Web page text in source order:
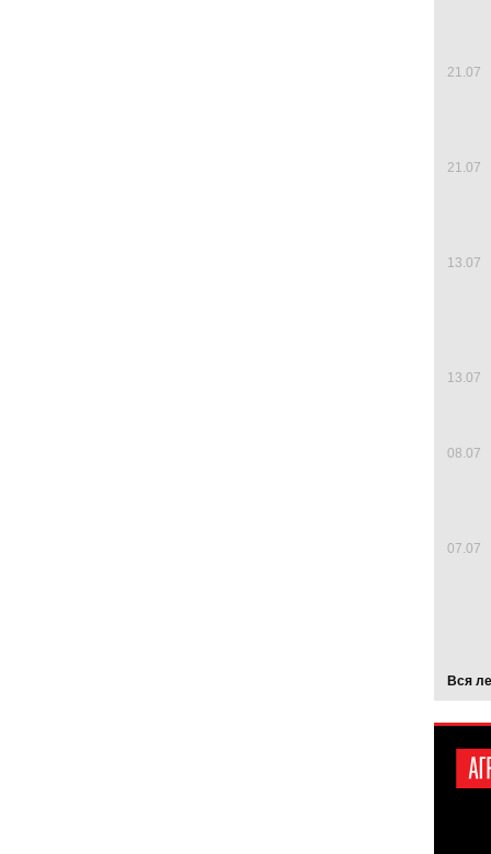
21.07
21.07
13.07
13.07
08.07
07.07
Вся